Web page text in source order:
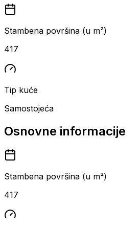
Stambena površina (u m²)
417
Tip kuće
Samostojeća
Osnovne informacije
Stambena površina (u m²)
417